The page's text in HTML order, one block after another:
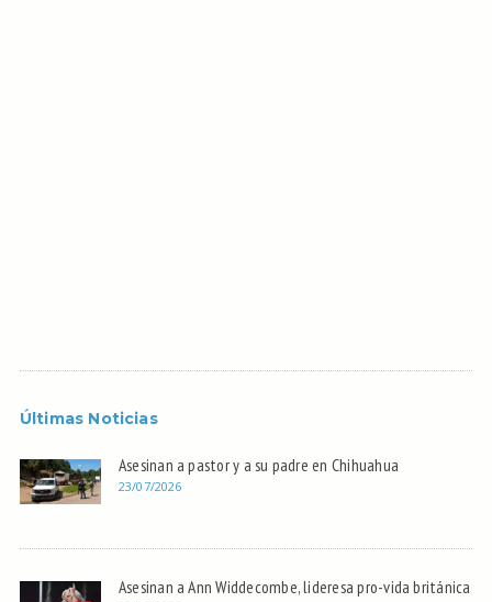
Últimas Noticias
Asesinan a pastor y a su padre en Chihuahua
23/07/2026
Asesinan a Ann Widdecombe, lideresa pro-vida británica